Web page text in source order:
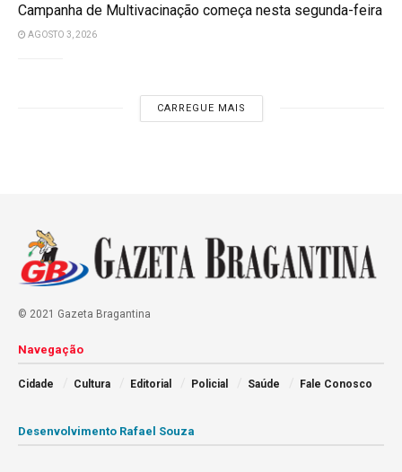
Campanha de Multivacinação começa nesta segunda-feira
AGOSTO 3, 2026
CARREGUE MAIS
© 2021 Gazeta Bragantina
Navegação
Cidade Cultura Editorial Policial Saúde Fale Conosco
Desenvolvimento Rafael Souza